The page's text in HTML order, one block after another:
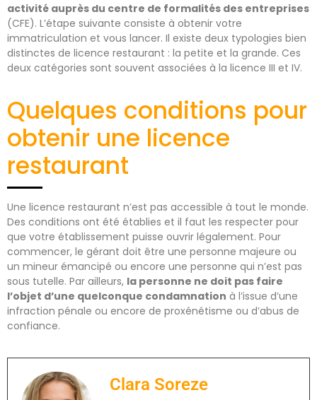
activité auprès du centre de formalités des entreprises
(CFE). L’étape suivante consiste à obtenir votre
immatriculation et vous lancer. Il existe deux typologies bien
distinctes de licence restaurant : la petite et la grande. Ces
deux catégories sont souvent associées à la licence III et IV.
Quelques conditions pour
obtenir une licence
restaurant
Une licence restaurant n’est pas accessible à tout le monde.
Des conditions ont été établies et il faut les respecter pour
que votre établissement puisse ouvrir légalement. Pour
commencer, le gérant doit être une personne majeure ou
un mineur émancipé ou encore une personne qui n’est pas
sous tutelle. Par ailleurs, la personne ne doit pas faire
l’objet d’une quelconque condamnation à l’issue d’une
infraction pénale ou encore de proxénétisme ou d’abus de
confiance.
Clara Soreze